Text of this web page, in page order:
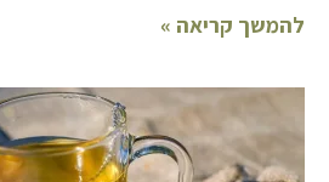
להמשך קריאה »